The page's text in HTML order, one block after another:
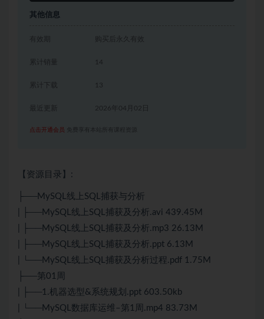
其他信息
有效期 购买后永久有效
累计销量 14
累计下载 13
2026年04月02日
点击开通会员 免费享有本站所有课程资源
【资源目录】:
├──MySQL线上SQL捕获与分析
| ├──MySQL线上SQL捕获及分析.avi 439.45M
| ├──MySQL线上SQL捕获及分析.mp3 26.13M
| ├──MySQL线上SQL捕获及分析.ppt 6.13M
| └──MySQL线上SQL捕获及分析过程.pdf 1.75M
├──第01周
| ├──1.机器选型&系统规划.ppt 603.50kb
| └──MySQL数据库运维–第1周.mp4 83.73M